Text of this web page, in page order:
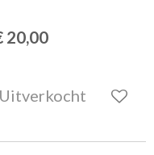
20,00
Uitverkocht